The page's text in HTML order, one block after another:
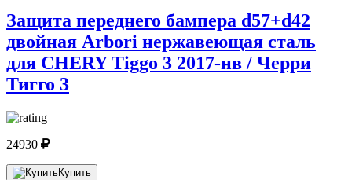
Защита переднего бампера d57+d42
двойная Arbori нержавеющая сталь
для CHERY Tiggo 3 2017-нв / Черри
Тигго 3
24930
Купить